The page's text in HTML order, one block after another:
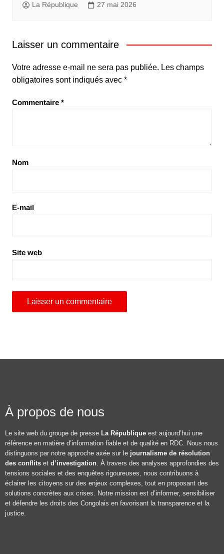
La République 27 mai 2026
Laisser un commentaire
Votre adresse e-mail ne sera pas publiée. Les champs
obligatoires sont indiqués avec *
Commentaire *
Nom
E-mail
Site web
À propos de nous
Le site web du groupe de presse La République est aujourd’hui une
référence en matière d’information fiable et de qualité en RDC. Nous nous
distinguons par notre approche axée sur le journalisme de résolution
des conflits et d’investigation. À travers des analyses approfondies des
tensions sociales et des enquêtes rigoureuses, nous contribuons à
éclairer les citoyens sur des enjeux complexes, tout en proposant des
solutions concrètes aux crises. Notre mission est d’informer, sensibiliser
et défendre les droits des Congolais en favorisant la transparence et la
justice.